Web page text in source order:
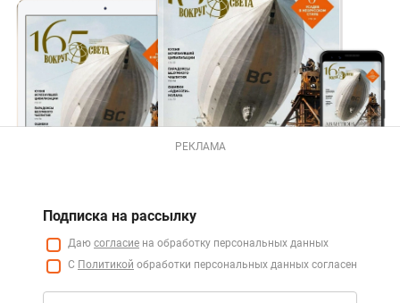
РЕКЛАМА
Подписка на рассылку
Даю согласие на обработку персональных данных
С Политикой обработки персональных данных согласен